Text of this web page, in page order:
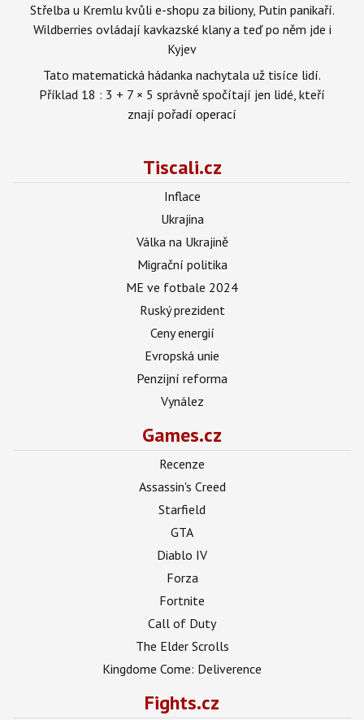
Střelba u Kremlu kvůli e-shopu za biliony, Putin panikaří.
Wildberries ovládají kavkazské klany a teď po něm jde i
Kyjev
Tato matematická hádanka nachytala už tisíce lidí.
Příklad 18 : 3 + 7 × 5 správně spočítají jen lidé, kteří
znají pořadí operací
Tiscali.cz
Inflace
Ukrajina
Válka na Ukrajině
Migrační politika
ME ve fotbale 2024
Ruský prezident
Ceny energií
Evropská unie
Penzijní reforma
Vynález
Games.cz
Recenze
Assassin's Creed
Starfield
GTA
Diablo IV
Forza
Fortnite
Call of Duty
The Elder Scrolls
Kingdome Come: Deliverence
Fights.cz